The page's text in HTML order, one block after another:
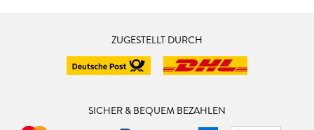
ZUGESTELLT DURCH
SICHER & BEQUEM BEZAHLEN